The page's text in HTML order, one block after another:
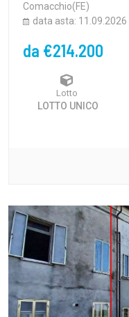
Comacchio(FE)
data asta: 11.09.2026
da €214.200
Lotto
LOTTO UNICO